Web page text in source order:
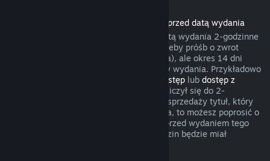
Zwroty pieniędzy za produkty zakupione przed datą wydania
Przy zakupie produktu na Steam przed datą wydania 2-godzinne
okno czasu gry będzie liczyło się na potrzeby próśb o zwrot
pieniędzy (z wyjątkiem testów wersji beta), ale okres 14 dni
będzie miał zastosowanie dopiero od daty wydania. Przykładowo
wczesny dostęplub dostęp z
, wszelki czas gry będzie liczył się do 2-
godzinnego limitu. Jeśli zakupisz w przedsprzedaży tytuł, który
nie jest grywalny przed jego datą wydania, to możesz poprosić o
zwrot pieniędzy w dowolnym momencie przed wydaniem tego
tytułu, a standardowy okres 14 dni/2 godzin będzie miał